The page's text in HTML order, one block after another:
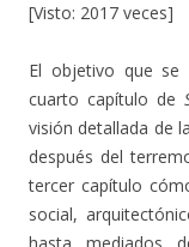
[Visto: 2017 veces]
El objetivo que se
cuarto capítulo de
visión detallada de
después del
tercer capítulo
social,